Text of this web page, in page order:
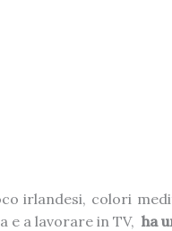
irlandesi, colori
e a lavorare in TV, ha